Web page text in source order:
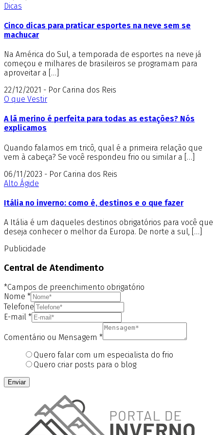
Dicas
Cinco dicas para praticar esportes na neve sem se
machucar
Na América do Sul, a temporada de esportes na neve já
começou e milhares de brasileiros se programam para
aproveitar a […]
22/12/2021 - Por Carina dos Reis
O que Vestir
A lã merino é perfeita para todas as estações? Nós
explicamos
Quando falamos em tricô, qual é a primeira relação que
vem à cabeça? Se você respondeu frio ou similar a […]
06/11/2023 - Por Carina dos Reis
Alto Ágide
Itália no inverno: como é, destinos e o que fazer
A Itália é um daqueles destinos obrigatórios para você que
deseja conhecer o melhor da Europa. De norte a sul, […]
Publicidade
Central de Atendimento
*Campos de preenchimento obrigatório
Nome *
Telefone
E-mail *
Comentário ou Mensagem *
Quero falar com um especialista do frio
Quero criar posts para o blog
Enviar